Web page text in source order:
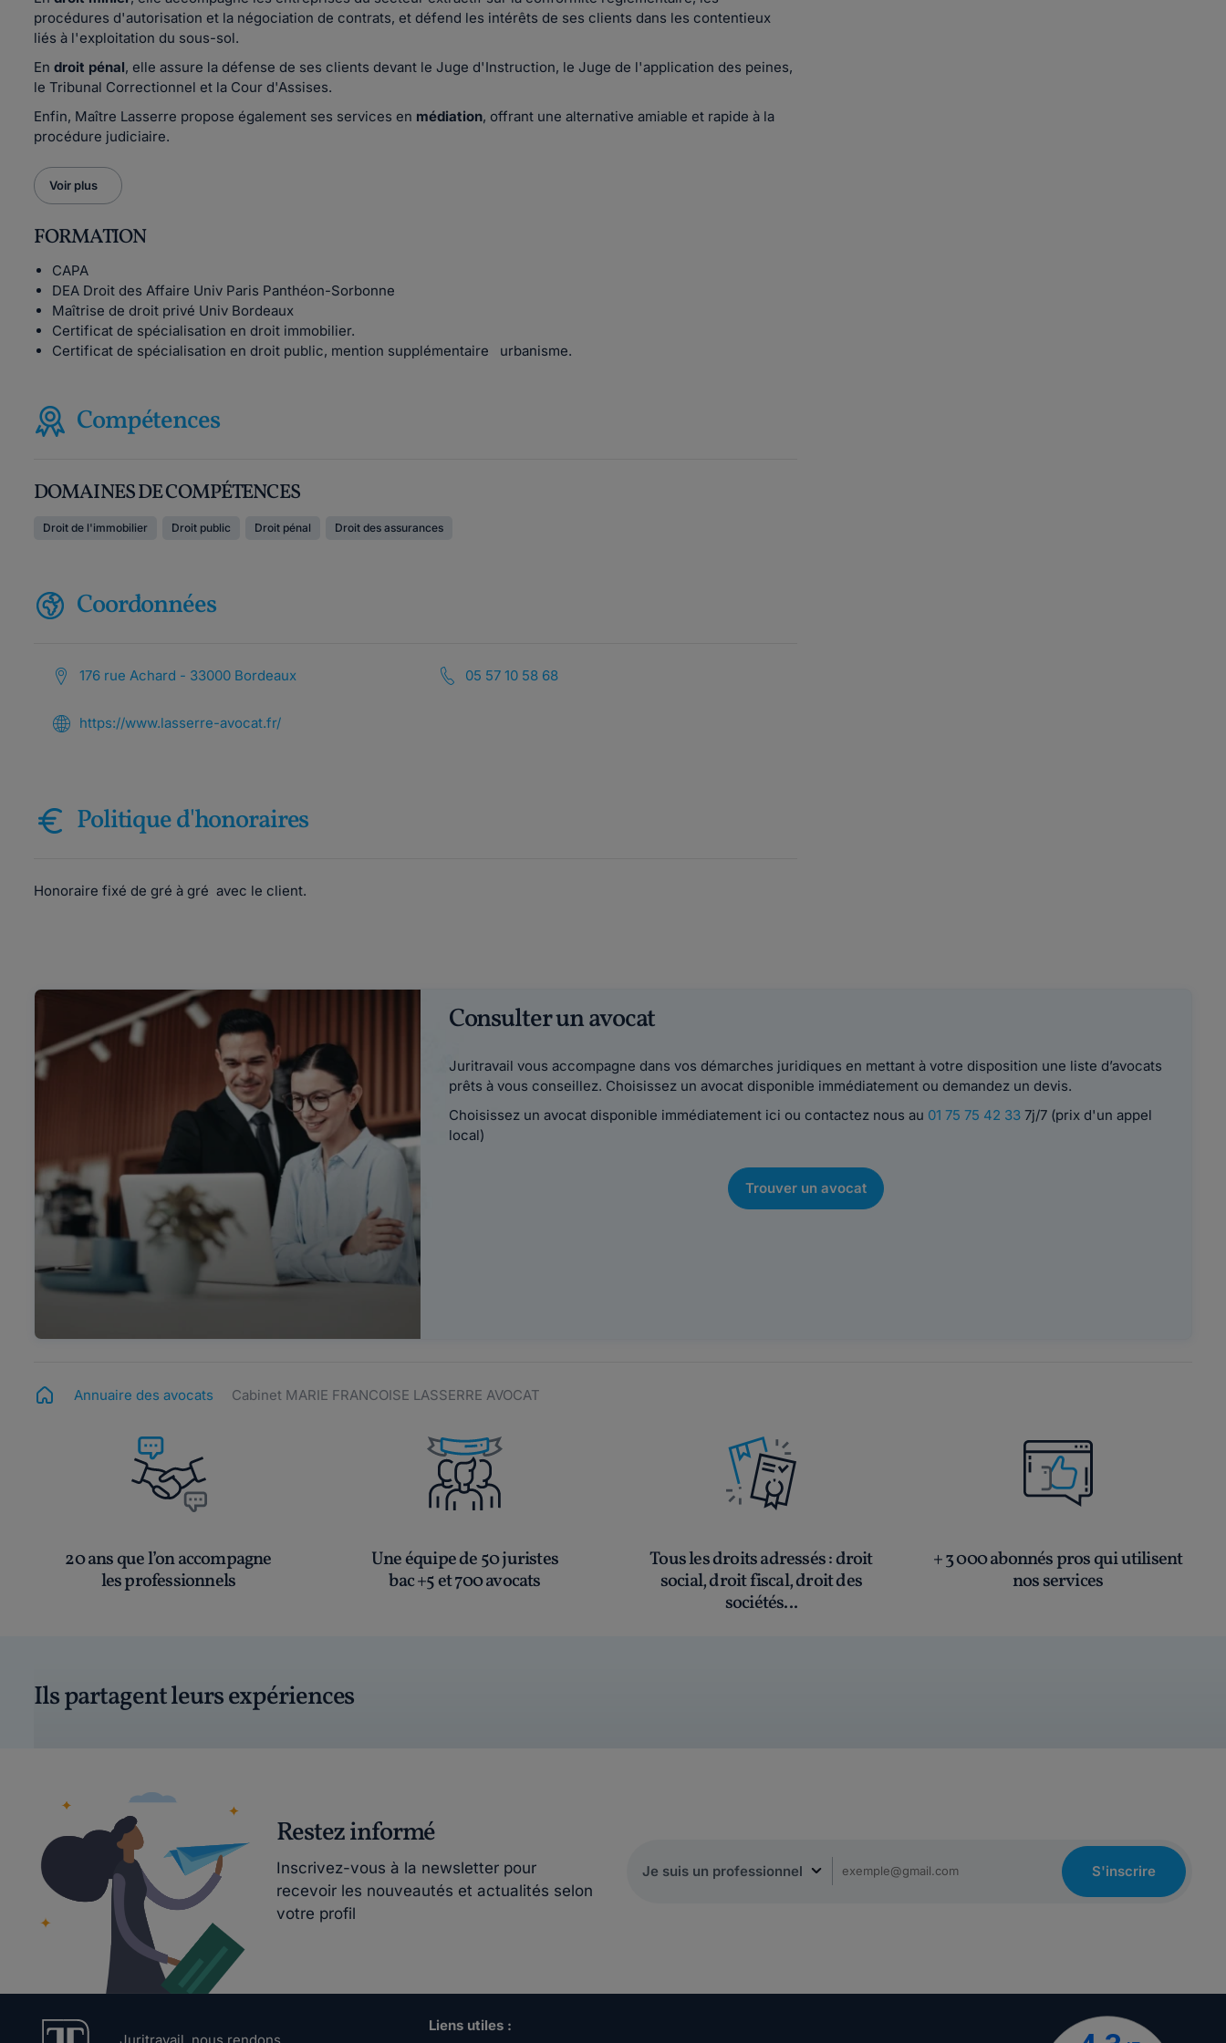
procédures d'autorisation et la négociation de contrats, et défend les intérêts de ses clients dans les contentieux
liés à l'exploitation du sous-sol.
En droit pénal, elle assure la défense de ses clients devant le Juge d'Instruction, le Juge de l'application des peines,
le Tribunal Correctionnel et la Cour d'Assises.
Enfin, Maître Lasserre propose également ses services en médiation, offrant une alternative amiable et rapide à la
procédure judiciaire.
Voir plus
FORMATION
CAPA
DEA Droit des Affaire Univ Paris Panthéon-Sorbonne
Maîtrise de droit privé Univ Bordeaux
Certificat de spécialisation en droit immobilier.
Certificat de spécialisation en droit public, mention supplémentaire urbanisme.
Compétences
DOMAINES DE COMPÉTENCES
Droit de l'immobilier Droit public Droit pénal Droit des assurances
Coordonnées
176 rue Achard - 33000 Bordeaux 05 57 10 58 68
https://www.lasserre-avocat.fr/
Politique d'honoraires
Honoraire fixé de gré à gré avec le client.
Consulter un avocat
Juritravail vous accompagne dans vos démarches juridiques en mettant à votre disposition une liste d’avocats
prêts à vous conseillez. Choisissez un avocat disponible immédiatement ou demandez un devis.
Choisissez un avocat disponible immédiatement ici ou contactez nous au 01 75 75 42 337j/7 (prix d'un appel
local)
Trouver un avocat
Annuaire des avocats Cabinet MARIE FRANCOISE LASSERRE AVOCAT
20 ans que l’on accompagne
les professionnels
Une équipe de 50 juristes
bac +5 et 700 avocats
Tous les droits adressés: droit
social, droit fiscal, droit des
sociétés...
+ 3 000 abonnés pros qui utilisent
nos services
Ils partagent leurs expériences
Restez informé
Inscrivez-vous à la newsletter pour
recevoir les nouveautés et actualités selon
votre profil
S'inscrire
Liens utiles :